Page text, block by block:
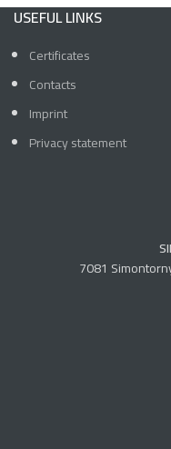
USEFUL LINKS
Certificates
Contacts
Imprint
Privacy statement
7081